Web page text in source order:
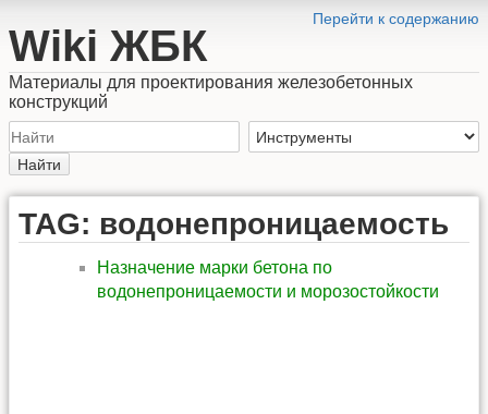
Перейти к содержанию
Wiki ЖБК
Материалы для проектирования железобетонных
конструкций
Найти
TAG: водонепроницаемость
Назначение марки бетона по
водонепроницаемости и морозостойкости